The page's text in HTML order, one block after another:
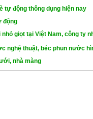
tự động thông dụng hiện nay
động
giọt tại Việt Nam, công ty
nghệ thuật, béc phun nước
nhà màng